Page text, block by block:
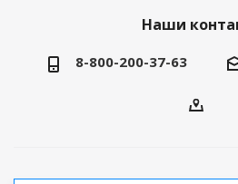
Наши
8-800-200-37-63